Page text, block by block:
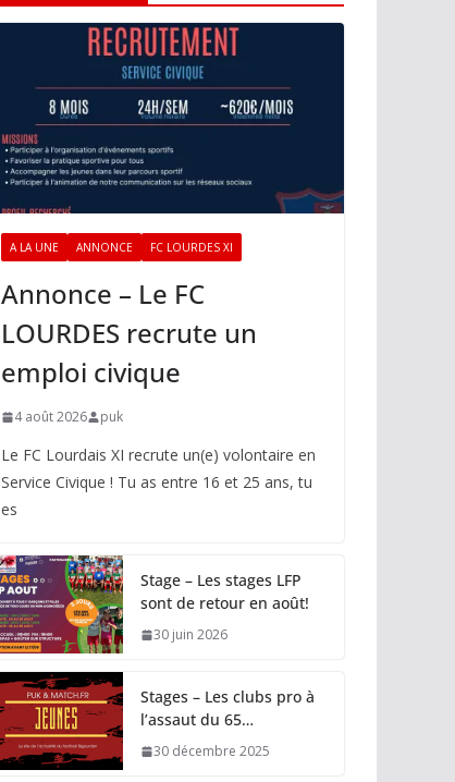
A LA UNE ANNONCE FC LOURDES XI
Annonce – Le FC
LOURDES recrute un
emploi civique
4 août 2026 puk
Le FC Lourdais XI recrute un(e) volontaire en
Service Civique ! Tu as entre 16 et 25 ans, tu
es
Stage – Les stages LFP
sont de retour en août!
30 juin 2026
Stages – Les clubs pro à
l’assaut du 65…
30 décembre 2025